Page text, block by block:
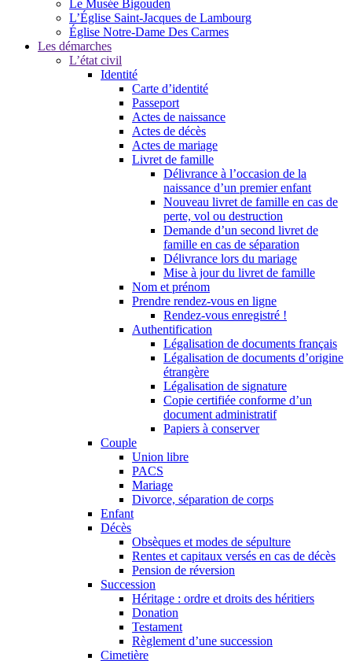
Le Musée Bigouden
L’Église Saint-Jacques de Lambourg
Église Notre-Dame Des Carmes
Les démarches
L’état civil
Identité
Carte d’identité
Passeport
Actes de naissance
Actes de décès
Actes de mariage
Livret de famille
Délivrance à l’occasion de la
naissance d’un premier enfant
Nouveau livret de famille en cas de
perte, vol ou destruction
Demande d’un second livret de
famille en cas de séparation
Délivrance lors du mariage
Mise à jour du livret de famille
Nom et prénom
Prendre rendez-vous en ligne
Rendez-vous enregistré !
Authentification
Légalisation de documents français
Légalisation de documents d’origine
étrangère
Légalisation de signature
Copie certifiée conforme d’un
document administratif
Papiers à conserver
Couple
Union libre
PACS
Mariage
Divorce, séparation de corps
Enfant
Décès
Obsèques et modes de sépulture
Rentes et capitaux versés en cas de décès
Pension de réversion
Succession
Héritage : ordre et droits des héritiers
Donation
Testament
Règlement d’une succession
Cimetière